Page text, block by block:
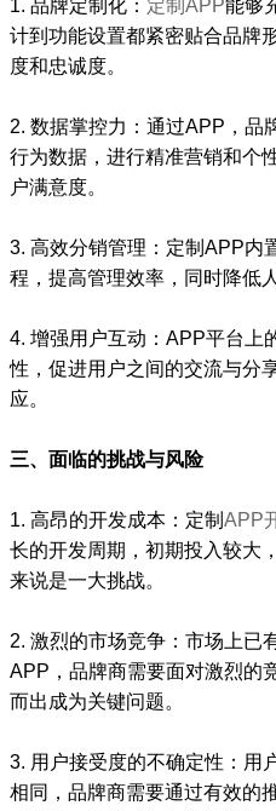
1. 品牌定制化： 定制APP能够
计到功能设置都紧密贴合品牌
度和忠诚度。
2. 数据掌控力：通过APP，品
行为数据，进行精准营销和个
户满意度。
3. 高效分销管理：定制APP内
程，提高管理效率，同时降低
4. 增强用户互动：APP平台上
性，促进用户之间的交流与分
应。
三、面临的挑战与风险
1. 高昂的开发成本：定制 APP
长的开发周期，初期投入较大
来说是一大挑战。
2. 激烈的市场竞争：市场上已
APP，品牌商需要面对激烈的
而出成为关键问题。
3. 用户接受度的不确定性：用
相同，品牌商需要通过有效的